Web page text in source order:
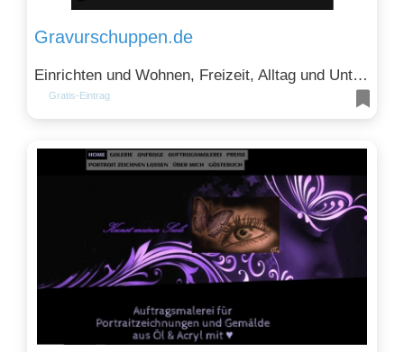
Gravurschuppen.de
Einrichten und Wohnen, Freizeit, Alltag und Unterhaltung und Kunst, Kultur und Design
Gratis-Eintrag